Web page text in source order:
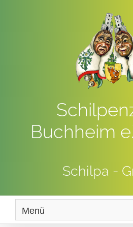
Buchheim
Schilpa -
Menü